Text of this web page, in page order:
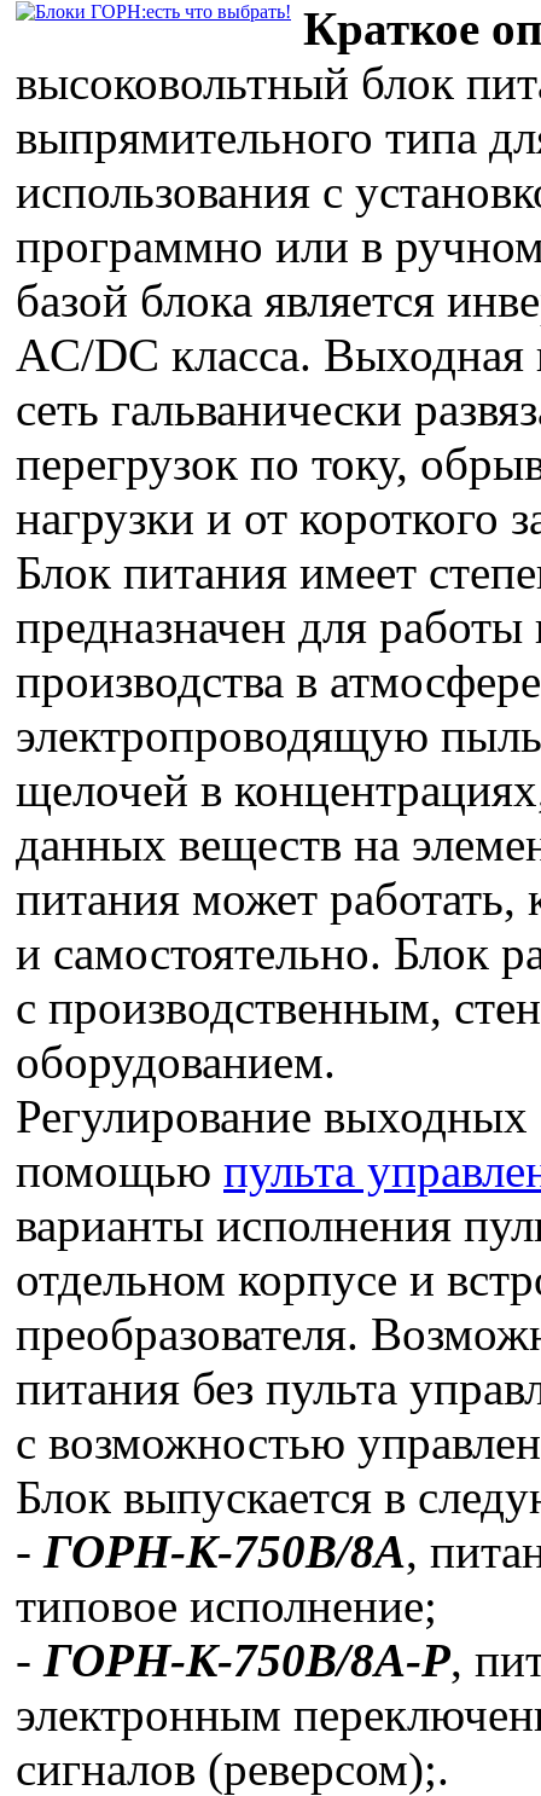
Краткое
высоковольтный блок
выпрямительного типа
использования с
программно или в
базой блока является
AC/DC класса. Выходная
сеть гальванически
перегрузок по току,
нагрузки и от короткого
Блок питания имеет
предназначен для
производства в
электропроводящую
щелочей в
данных веществ на
питания может работать,
и самостоятельно. Блок
с производственным,
оборудованием.
Регулирование выходных
помощью пульта
варианты исполнения
отдельном корпусе и
преобразователя.
питания без пульта
с возможностью
Блок выпускается в
- ГОРН-К-750В/8А,
типовое исполнение;
- ГОРН-К-750В/8А-Р,
электронным
сигналов (реверсом);.